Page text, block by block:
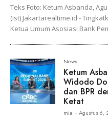
Teks Foto: Ketum Asbanda,
(ist) Jakartarealtime.id -
Ketua Umum Asosiasi Bank
News
Ketum
Widodo
dan BPR
Ketat
mia - Agustus 6,